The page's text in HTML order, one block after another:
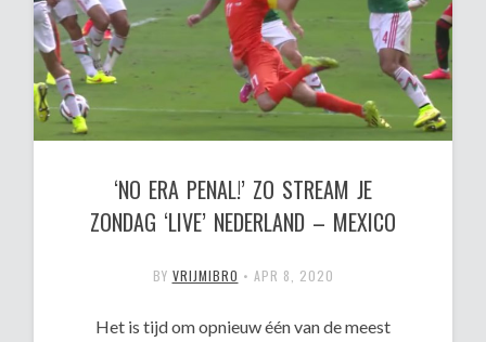
‘NO ERA PENAL!’ ZO STREAM JE
ZONDAG ‘LIVE’ NEDERLAND – MEXICO
BY VRIJMIBRO • APR 8, 2020
Het is tijd om opnieuw één van de meest